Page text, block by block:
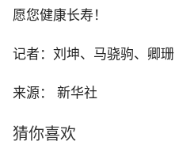
愿您健康长寿！
记者：刘坤、马骁驹、卿珊
来源： 新华社
猜你喜欢